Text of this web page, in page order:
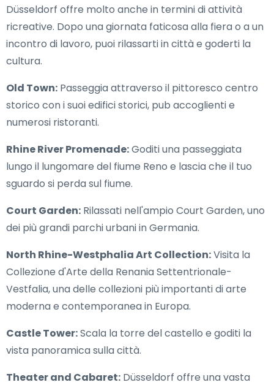
Düsseldorf offre molto anche in termini di attività
ricreative. Dopo una giornata faticosa alla fiera o a un
incontro di lavoro, puoi rilassarti in città e goderti la
cultura.
Old Town: Passeggia attraverso il pittoresco centro
storico con i suoi edifici storici, pub accoglienti e
numerosi ristoranti.
Rhine River Promenade:Goditi una passeggiata
lungo il lungomare del fiume Reno e lascia che il tuo
sguardo si perda sul fiume.
Court Garden: Rilassati nell'ampio Court Garden, uno
dei più grandi parchi urbani in Germania.
North Rhine-Westphalia Art Collection:Visita la
Collezione d'Arte della Renania Settentrionale-
Vestfalia, una delle collezioni più importanti di arte
moderna e contemporanea in Europa.
Castle Tower:Scala la torre del castello e goditi la
vista panoramica sulla città.
Theater and Cabaret: Düsseldorf offre una vasta